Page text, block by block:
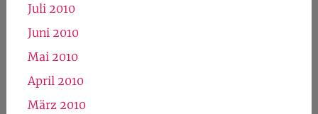
Juli 2010
Juni 2010
Mai 2010
April 2010
März 2010